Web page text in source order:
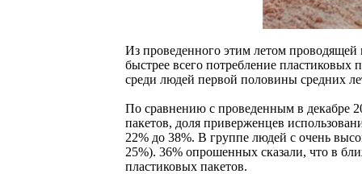
Из проведенного этим летом
быстрее всего потребление
среди людей первой половины средних
По сравнению с проведенным в декабре
пакетов, доля приверженцев
22% до 38%. В группе людей с очень
25%). 36% опрошенных сказали, что в
пластиковых пакетов.